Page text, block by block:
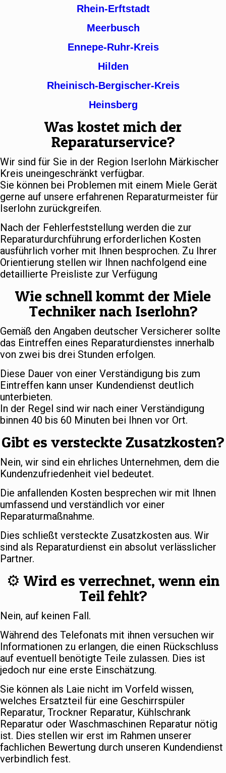
Rhein-Erftstadt
Meerbusch
Ennepe-Ruhr-Kreis
Hilden
Rheinisch-Bergischer-Kreis
Heinsberg
Was kostet mich der
Reparaturservice?
Wir sind für Sie in der Region Iserlohn Märkischer
Kreis uneingeschränkt verfügbar.
Sie können bei Problemen mit einem Miele Gerät
gerne auf unsere erfahrenen Reparaturmeister für
Iserlohn zurückgreifen.
Nach der Fehlerfeststellung werden die zur
Reparaturdurchführung erforderlichen Kosten
ausführlich vorher mit Ihnen besprochen. Zu Ihrer
Orientierung stellen wir Ihnen nachfolgend eine
detaillierte Preisliste zur Verfügung
Wie schnell kommt der Miele
Techniker nach Iserlohn?
Gemäß den Angaben deutscher Versicherer sollte
das Eintreffen eines Reparaturdienstes innerhalb
von zwei bis drei Stunden erfolgen.
Diese Dauer von einer Verständigung bis zum
Eintreffen kann unser Kundendienst deutlich
unterbieten.
In der Regel sind wir nach einer Verständigung
binnen 40 bis 60 Minuten bei Ihnen vor Ort.
Gibt es versteckte Zusatzkosten?
Nein, wir sind ein ehrliches Unternehmen, dem die
Kundenzufriedenheit viel bedeutet.
Die anfallenden Kosten besprechen wir mit Ihnen
umfassend und verständlich vor einer
Reparaturmaßnahme.
Dies schließt versteckte Zusatzkosten aus. Wir
sind als Reparaturdienst ein absolut verlässlicher
Partner.
⚙️ Wird es verrechnet, wenn ein
Teil fehlt?
Nein, auf keinen Fall.
Während des Telefonats mit ihnen versuchen wir
Informationen zu erlangen, die einen Rückschluss
auf eventuell benötigte Teile zulassen. Dies ist
jedoch nur eine erste Einschätzung.
Sie können als Laie nicht im Vorfeld wissen,
welches Ersatzteil für eine Geschirrspüler
Reparatur, Trockner Reparatur, Kühlschrank
Reparatur oder Waschmaschinen Reparatur nötig
ist. Dies stellen wir erst im Rahmen unserer
fachlichen Bewertung durch unseren Kundendienst
verbindlich fest.